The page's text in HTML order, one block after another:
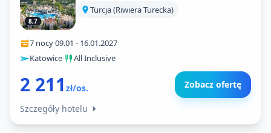
8,7
Turcja (Riwiera Turecka)
7 nocy·09.01 - 16.01.2027
Katowice· All Inclusive
2 211 zł/os. Zobacz ofertę
Szczegóły hotelu